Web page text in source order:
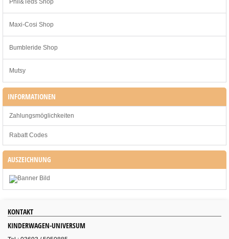
Maxi-Cosi Shop
Bumbleride Shop
Mutsy
INFORMATIONEN
Zahlungsmöglichkeiten
Rabatt Codes
AUSZEICHNUNG
KONTAKT
KINDERWAGEN-UNIVERSUM